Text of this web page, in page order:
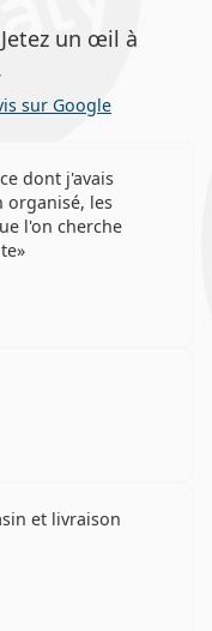
un œil à
sur Google
dont j'avais
organisé, les
l'on cherche
et livraison